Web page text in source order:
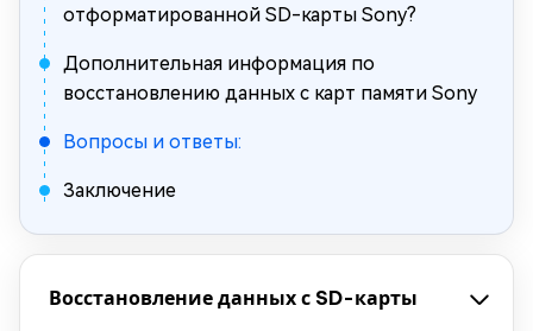
отформатированной SD-карты Sony?
Дополнительная информация по
восстановлению данных с карт памяти Sony
Вопросы и ответы:
Заключение
Восстановление данных с SD-карты